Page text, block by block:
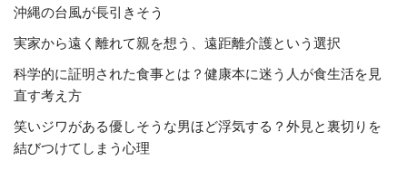
沖縄の台風が長引きそう
実家から遠く離れて親を想う、遠距離介護という選択
科学的に証明された食事とは？健康本に迷う人が食生活を見
直す考え方
笑いジワがある優しそうな男ほど浮気する？外見と裏切りを
結びつけてしまう心理